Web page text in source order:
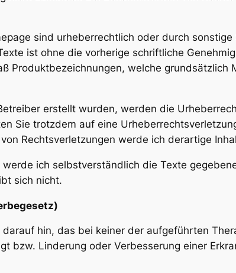
sind urheberrechtlich oder durch
ist ohne die vorherige schriftliche
Produktbezeichnungen, welche grundsätzlich
erstellt wurden, werden die
Sie trotzdem auf eine
Rechtsverletzungen werde ich derartige
ich selbstverständlich die Texte
sich nicht.
hin, das bei keiner der aufgeführten
bzw. Linderung oder Verbesserung einer